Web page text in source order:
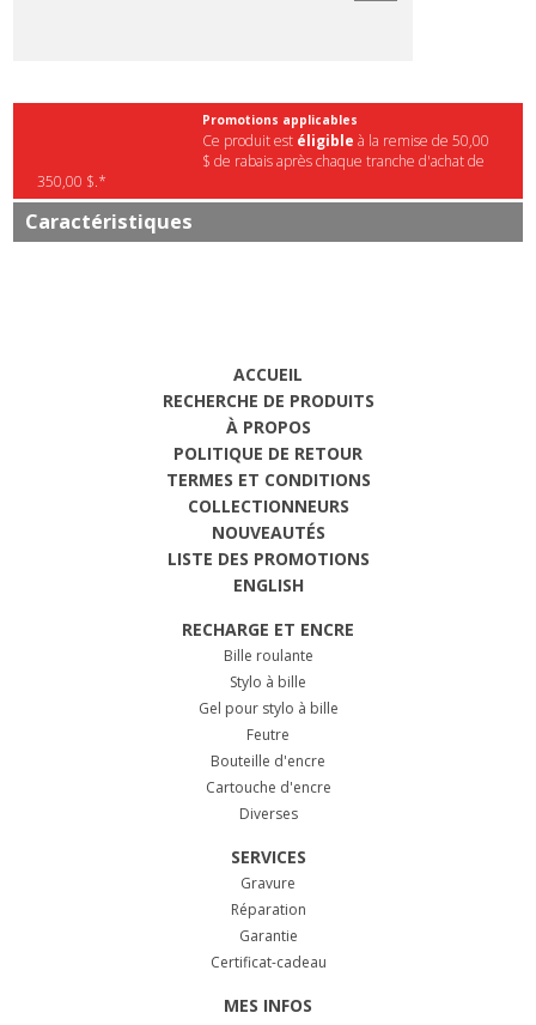
Promotions applicables
Ce produit est éligible à la remise de 50,00
$ de rabais après chaque tranche d'achat de
350,00 $.*
Caractéristiques
ACCUEIL
RECHERCHE DE PRODUITS
À PROPOS
POLITIQUE DE RETOUR
TERMES ET CONDITIONS
COLLECTIONNEURS
NOUVEAUTÉS
LISTE DES PROMOTIONS
ENGLISH
RECHARGE ET ENCRE
Bille roulante
Stylo à bille
Gel pour stylo à bille
Feutre
Bouteille d'encre
Cartouche d'encre
Diverses
SERVICES
Gravure
Réparation
Garantie
Certificat-cadeau
MES INFOS